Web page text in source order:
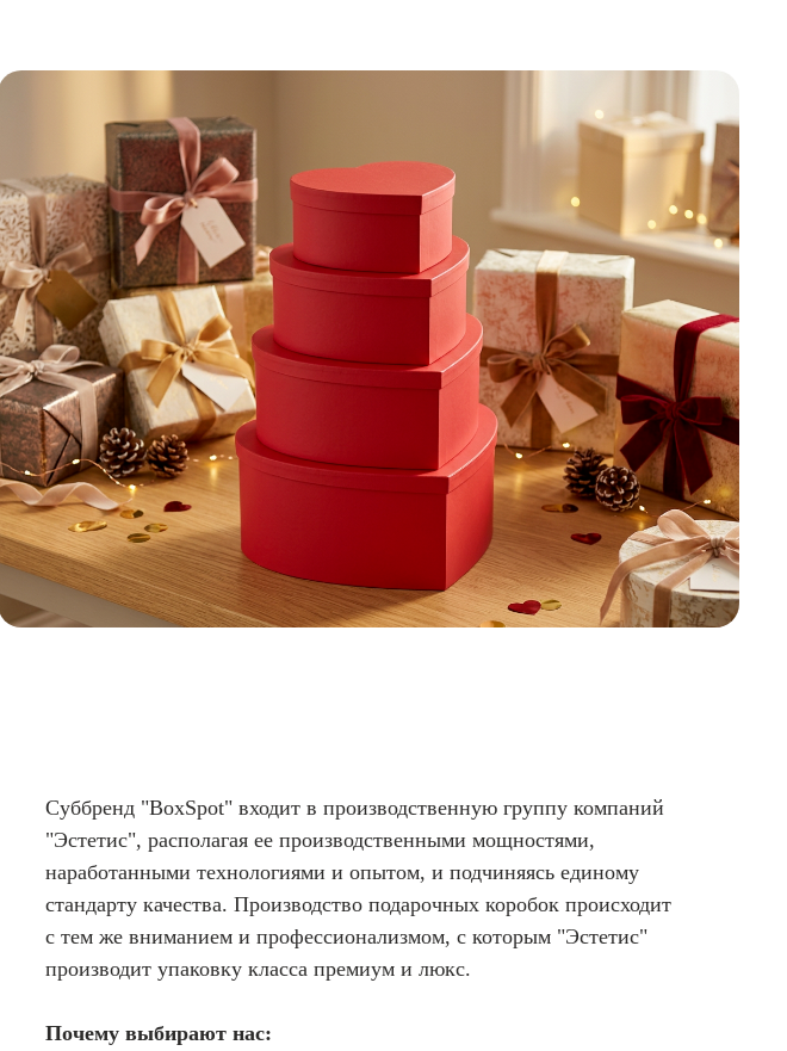
Суббренд "BoxSpot" входит в производственную группу компаний
"Эстетис", располагая ее производственными мощностями,
наработанными технологиями и опытом, и подчиняясь единому
стандарту качества. Производство подарочных коробок происходит
с тем же вниманием и профессионализмом, с которым "Эстетис"
производит упаковку класса премиум и люкс.
Почему выбирают нас: